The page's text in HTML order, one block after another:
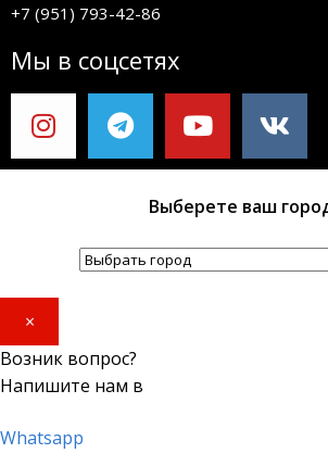
+7 (951) 793-42-86
Мы в соцсетях
Выберете ваш
×
Возник вопрос?
Напишите нам в
Whatsapp